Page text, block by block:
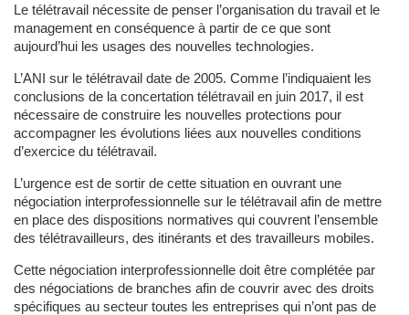
Le télétravail nécessite de penser l’organisation du travail et le
management en conséquence à partir de ce que sont
aujourd’hui les usages des nouvelles technologies.
L’ANI sur le télétravail date de 2005. Comme l’indiquaient les
conclusions de la concertation télétravail en juin 2017, il est
nécessaire de construire les nouvelles protections pour
accompagner les évolutions liées aux nouvelles conditions
d’exercice du télétravail.
L’urgence est de sortir de cette situation en ouvrant une
négociation interprofessionnelle sur le télétravail afin de mettre
en place des dispositions normatives qui couvrent l’ensemble
des télétravailleurs, des itinérants et des travailleurs mobiles.
Cette négociation interprofessionnelle doit être complétée par
des négociations de branches afin de couvrir avec des droits
spécifiques au secteur toutes les entreprises qui n’ont pas de